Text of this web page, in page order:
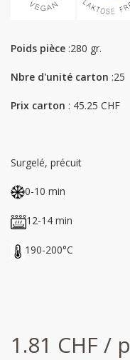
Poids pièce :280 gr.
Nbre d'unité carton :25
Prix carton : 45.25 CHF
Surgelé, précuit
0-10 min
12-14 min
190-200°C
1.81 CHF /